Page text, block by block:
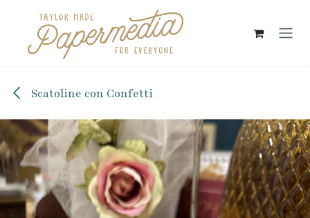
Scatoline con Confetti